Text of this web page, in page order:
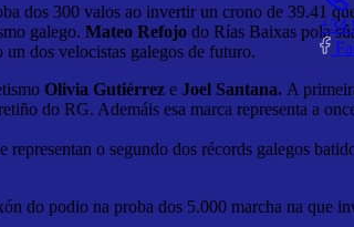
+34
dos 300 valos ao invertir un crono de 39.41
galego. Mateo Refojo do Rías Baixas pola
dos velocistas galegos de futuro.
Olivia Gutiérrez e Joel Santana. A
do RG. Ademáis esa marca representa a
o segundo dos récords galegos
do podio na proba dos 5.000 marcha na que